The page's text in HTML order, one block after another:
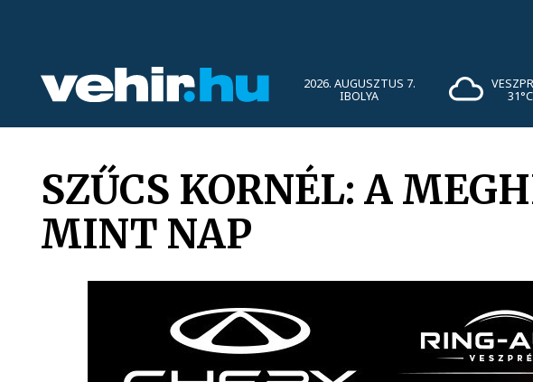
2026. AUGUSZTUS 7.
IBOLYA 31°C
SZŰCS KORNÉL: A
MINT NAP